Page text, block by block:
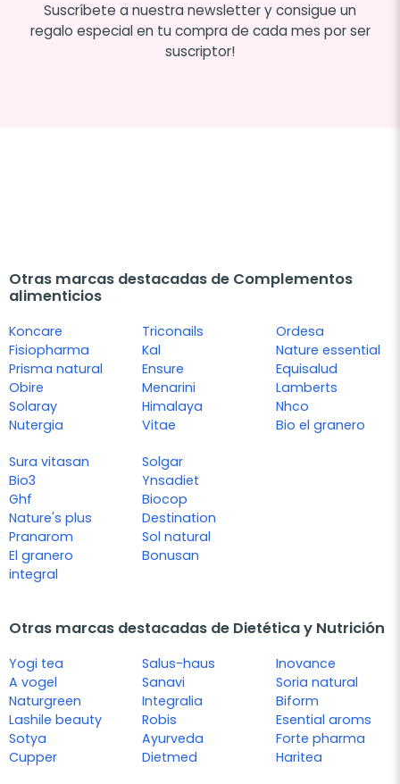
Suscríbete a nuestra newsletter y consigue un
regalo especial en tu compra de cada mes por ser
suscriptor!
Otras marcas destacadas de Complementos
alimenticios
Koncare
Fisiopharma
Prisma natural
Obire
Solaray
Nutergia
Triconails
Kal
Ensure
Menarini
Himalaya
Vitae
Ordesa
Nature essential
Equisalud
Lamberts
Nhco
Bio el granero
Sura vitasan
Bio3
Ghf
Nature's plus
Pranarom
El granero
integral
Solgar
Ynsadiet
Biocop
Destination
Sol natural
Bonusan
Otras marcas destacadas de Dietética y Nutrición
Yogi tea
A vogel
Naturgreen
Lashile beauty
Sotya
Cupper
Salus-haus
Sanavi
Integralia
Robis
Ayurveda
Dietmed
Inovance
Soria natural
Biform
Esential aroms
Forte pharma
Haritea